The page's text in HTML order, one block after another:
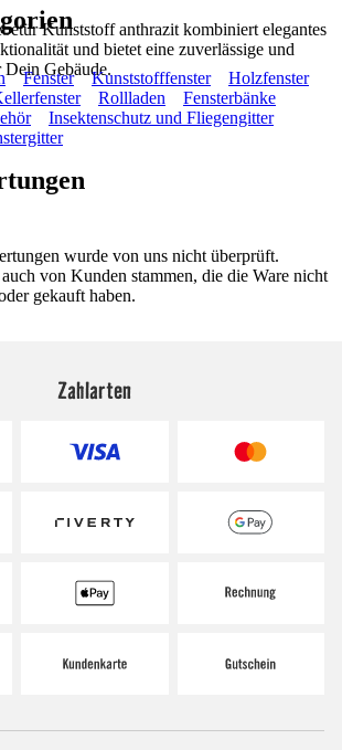
Kunststoff anthrazit kombiniert elegantes
und bietet eine zuverlässige und
Gebäude.
Fenster Kunststofffenster
Holzfenster
Rollladen
Fensterbänke
Insektenschutz und Fliegengitter
wurde von uns nicht überprüft.
von Kunden stammen, die die Ware nicht
gekauft haben.
Zahlarten